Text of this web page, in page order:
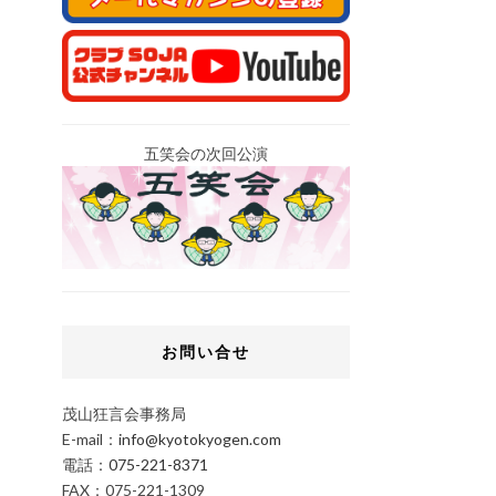
五笑会の次回公演
お問い合せ
茂山狂言会事務局
E-mail： info@kyotokyogen.com
電話： 075-221-8371
FAX：075-221-1309